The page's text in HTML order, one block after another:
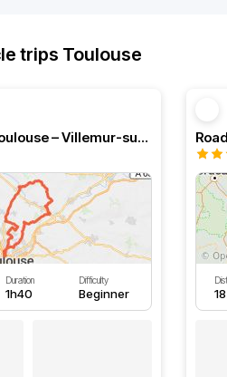
trips Toulouse
Boucle moto Toulouse – Villemur-sur-Tarn – Bessières
Duration
1h40
Difficulty
Beginner